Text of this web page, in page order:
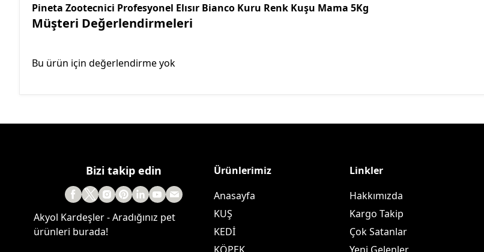
Pineta Zootecnici Profesyonel Elısır Bianco Kuru Renk Kuşu Mama 5Kg
Müşteri Değerlendirmeleri
Bu ürün için değerlendirme yok
Bizi takip edin
Akyol Kardeşler - Aradığınız pet
ürünleri burada!
Ürünlerimiz
Anasayfa
KUŞ
KEDİ
Linkler
Hakkımızda
Kargo Takip
Çok Satanlar